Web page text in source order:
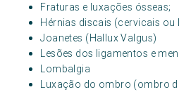
Fraturas e luxações ósseas;
Hérnias discais (cervicais ou
Joanetes (Hallux Valgus)
Lesões dos ligamentos e
Lombalgia
Luxação do ombro (ombro